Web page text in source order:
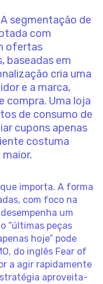
A segmentação de
com
ofertas
baseadas em
cria uma
e a marca,
compra. Uma loja
de consumo de
cupons apenas
costuma
importa. A forma
com foco na
um
“últimas peças
hoje” pode
do inglês Fear of
a agir rapidamente
aproveita-